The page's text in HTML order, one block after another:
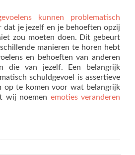
kunnen problematisch
dat je jezelf en je behoeften opzij
zou moeten doen. Dit gebeurt
manieren te horen hebt
en behoeften van anderen
die van jezelf. Een belangrijk
schuldgevoel is assertieve
op te komen voor wat belangrijk
wij noemen emoties veranderen